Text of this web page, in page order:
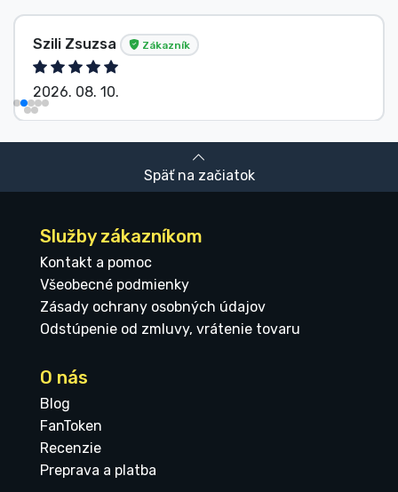
Szili Zsuzsa Zákazník
2026. 08. 10.
Späť na začiatok
Služby zákazníkom
Kontakt a pomoc
Všeobecné podmienky
Zásady ochrany osobných údajov
Odstúpenie od zmluvy, vrátenie tovaru
O nás
Blog
FanToken
Recenzie
Preprava a platba